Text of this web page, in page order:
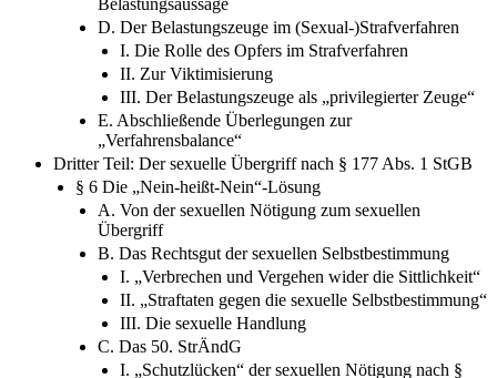
C. Verurteilung aufgrund einer einzelnen
Belastungsaussage
D. Der Belastungszeuge im (Sexual-)Strafverfahren
I. Die Rolle des Opfers im Strafverfahren
II. Zur Viktimisierung
III. Der Belastungszeuge als „privilegierter Zeuge“
E. Abschließende Überlegungen zur
„Verfahrensbalance“
Dritter Teil: Der sexuelle Übergriff nach § 177 Abs. 1 StGB
§ 6 Die „Nein-heißt-Nein“-Lösung
A. Von der sexuellen Nötigung zum sexuellen
Übergriff
B. Das Rechtsgut der sexuellen Selbstbestimmung
I. „Verbrechen und Vergehen wider die Sittlichkeit“
II. „Straftaten gegen die sexuelle Selbstbestimmung“
III. Die sexuelle Handlung
C. Das 50. StrÄndG